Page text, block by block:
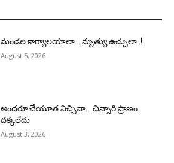
మండల కార్యాలయాలా… మృత్యు ఉచ్చులా .!
August 5, 2026
అందరూ చేయూత నిచ్చినా… చిన్నారి ప్రాణం
దక్కలేదు
August 3, 2026